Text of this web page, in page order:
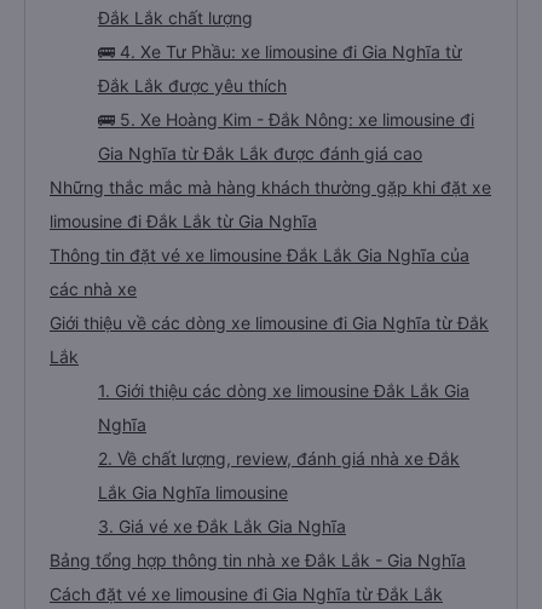
Đắk Lắk chất lượng
🚌 4. Xe Tư Phầu: xe limousine đi Gia Nghĩa từ
Đắk Lắk được yêu thích
🚌 5. Xe Hoàng Kim - Đắk Nông: xe limousine đi
Gia Nghĩa từ Đắk Lắk được đánh giá cao
Những thắc mắc mà hàng khách thường gặp khi đặt xe
limousine đi Đắk Lắk từ Gia Nghĩa
Thông tin đặt vé xe limousine Đắk Lắk Gia Nghĩa của
các nhà xe
Giới thiệu về các dòng xe limousine đi Gia Nghĩa từ Đắk
Lắk
1. Giới thiệu các dòng xe limousine Đắk Lắk Gia
Nghĩa
2. Về chất lượng, review, đánh giá nhà xe Đắk
Lắk Gia Nghĩa limousine
3. Giá vé xe Đắk Lắk Gia Nghĩa
Bảng tổng hợp thông tin nhà xe Đắk Lắk - Gia Nghĩa
Cách đặt vé xe limousine đi Gia Nghĩa từ Đắk Lắk